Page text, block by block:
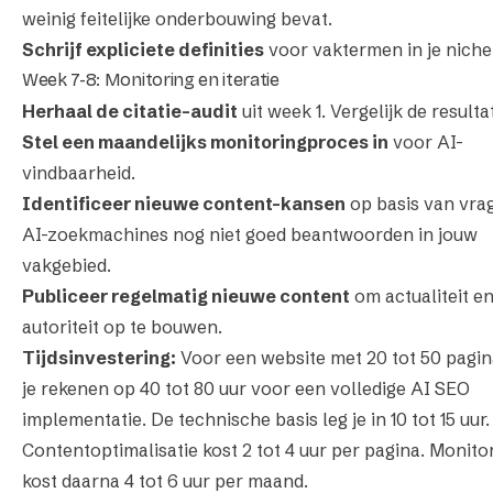
weinig feitelijke onderbouwing bevat.
Schrijf expliciete definities voor vaktermen in je
Week 7-8: Monitoring en iteratie
Herhaal de citatie-audit uit week 1. Vergelijk de
Stel een maandelijks monitoringproces in voor AI-
vindbaarheid.
Identificeer nieuwe content-kansen op basis van
AI-zoekmachines nog niet goed beantwoorden in jouw
vakgebied.
Publiceer regelmatig nieuwe content om actualiteit en
autoriteit op te bouwen.
Tijdsinvestering: Voor een website met 20 tot 50
je rekenen op 40 tot 80 uur voor een volledige AI SEO
implementatie. De technische basis leg je in 10 tot 15 uur.
Contentoptimalisatie kost 2 tot 4 uur per pagina.
kost daarna 4 tot 6 uur per maand.